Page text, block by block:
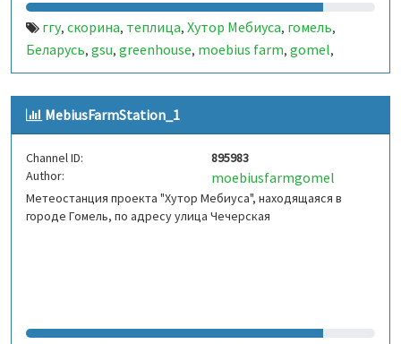
ггу, скорина, теплица, Хутор Мебиуса, гомель,
Беларусь, gsu, greenhouse, moebius farm, gomel,
belarus
MebiusFarmStation_1
Channel ID:
895983
Author:
moebiusfarmgomel
Метеостанция проекта "Хутор Мебиуса", находящаяся в
городе Гомель, по адресу улица Чечерская